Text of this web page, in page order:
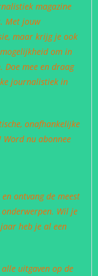
magazine
Met jouw
maar krijg je ook
om in
Doe mee en draag
journalistiek in
onafhankelijke
nu abonnee
ontvang de meest
Wil je
heb je al een
uitgaven op de